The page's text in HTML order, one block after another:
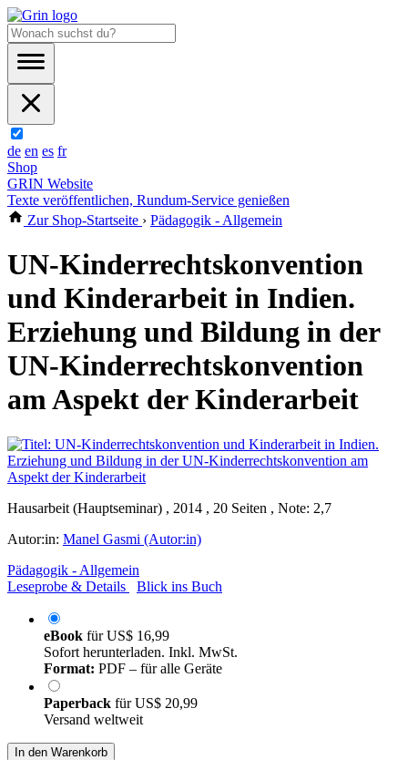
de en es fr
Shop
GRIN Website
Texte veröffentlichen, Rundum-Service genießen
Zur Shop-Startseite › Pädagogik - Allgemein
UN-Kinderrechtskonvention
und Kinderarbeit in Indien.
Erziehung und Bildung in der
UN-Kinderrechtskonvention
am Aspekt der Kinderarbeit
Hausarbeit (Hauptseminar) , 2014 , 20 Seiten , Note: 2,7
Autor:in: Manel Gasmi (Autor:in)
Pädagogik - Allgemein
Leseprobe & Details
Blick ins Buch
eBook fürUS$ 16,99
Sofort herunterladen. Inkl. MwSt.
Format: PDF – für alle Geräte
Paperback fürUS$ 20,99
Versand weltweit
In den Warenkorb